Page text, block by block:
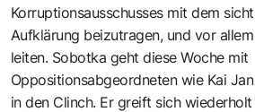
Korruptionsausschusses mit dem
Aufklärung beizutragen, und vor
leiten. Sobotka geht diese Woche mit
Oppositionsabgeordneten wie Kai
in den Clinch. Er greift sich